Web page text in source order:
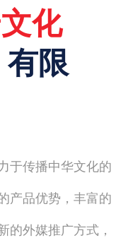
化
有限
于传播中华文化的
产品优势，丰富的
的外媒推广方式，